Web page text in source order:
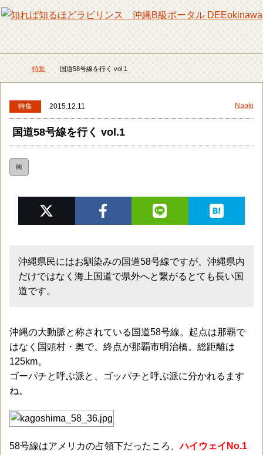
メニュー 検
DEEokinawaトップ
特集 国道58号線を行く vol.1
特集 2015.12.11 Naoki
国道58号線を行く vol.1
街
沖縄県民にはお馴染みの国道58号線ですが、沖縄県内
だけではなく海上国道で県外へと繋がるとても長い国
道です。
沖縄の大動脈と称されている国道58号線。起点は那覇で
はなく国頭村・奥で、終点が那覇市明治橋。総距離は
125km。
ゴーパチと呼ぶ派と、ゴッパチと呼ぶ派に分かれるます
ね。
58号線はアメリカの占領下だったころ、ハイウェイNo.1